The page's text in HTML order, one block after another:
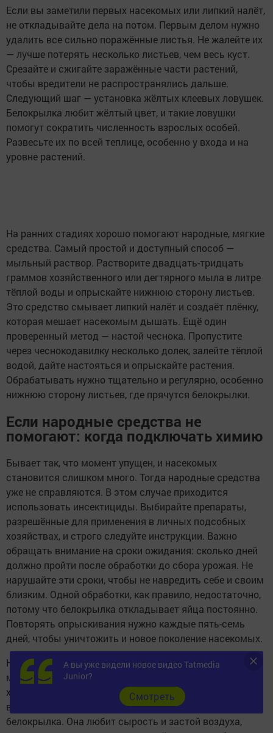
Если вы заметили первых насекомых или липкий налёт,
не откладывайте дела на потом. Первым делом нужно
удалить все сильно поражённые листья. Не жалейте их
— лучше потерять несколько листьев, чем весь куст.
Срезайте и сжигайте заражённые части растений,
чтобы вредители не распространялись дальше.
Следующий шаг — установка жёлтых клеевых ловушек.
Белокрылка любит жёлтый цвет, и такие ловушки
помогут сократить численность взрослых особей.
Развесьте их по всей теплице, особенно у входа и на
уровне растений.
На ранних стадиях хорошо помогают народные, мягкие
средства. Самый простой и доступный способ —
мыльный раствор. Растворите двадцать-тридцать
граммов хозяйственного или дегтярного мыла в литре
тёплой воды и опрыскайте нижнюю сторону листьев.
Это средство смывает липкий налёт и создаёт плёнку,
которая мешает насекомым дышать. Ещё один
проверенный метод — настой чеснока. Пропустите
через чеснокодавилку несколько долек, залейте тёплой
водой, дайте настояться и опрыскайте растения.
Обрабатывать нужно тщательно и регулярно, особенно
нижнюю сторону листьев, где прячутся белокрылки.
Если народные средства не
помогают: когда подключать химию
Бывает так, что момент упущен, и насекомых
становится слишком много. Тогда народные средства
уже не справляются. В этом случае приходится
использовать инсектициды. Выбирайте препараты,
разрешённые для применения в личных подсобных
хозяйствах, и строго следуйте инструкции. Важно
обращать внимание на сроки ожидания: сколько дней
должно пройти после обработки до сбора урожая. Не
нарушайте эти сроки, чтобы не навредить себе и своим
близким. Одной обработки, как правило, недостаточно,
потому что белокрылка откладывает яйца постоянно.
Повторять опрыскивания нужно каждые пять-семь
дней, чтобы уничтожить и новое поколение насекомых.
Но даже в этом случае не забывайте о механических
методах: ловушки, удаление заражённых листьев,
хорошая вентиляция теплицы. Чем лучше циркулирует
воздух, тем менее комфортно чувствует себя
белокрылка. Она любит сырость и застой воздуха,
А вы уже видели новое видео Tatmedia
Junior?
Cмотреть